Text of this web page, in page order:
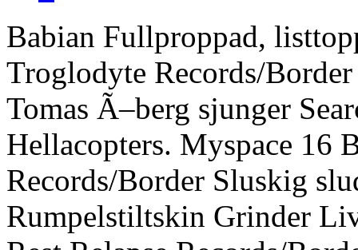
Babian Fullproppad,
Troglodyte Records/
Tomas Ã–berg sjunger
Hellacopters. Myspace 16
Records/Border Sluskig
Rumpelstiltskin Grinder